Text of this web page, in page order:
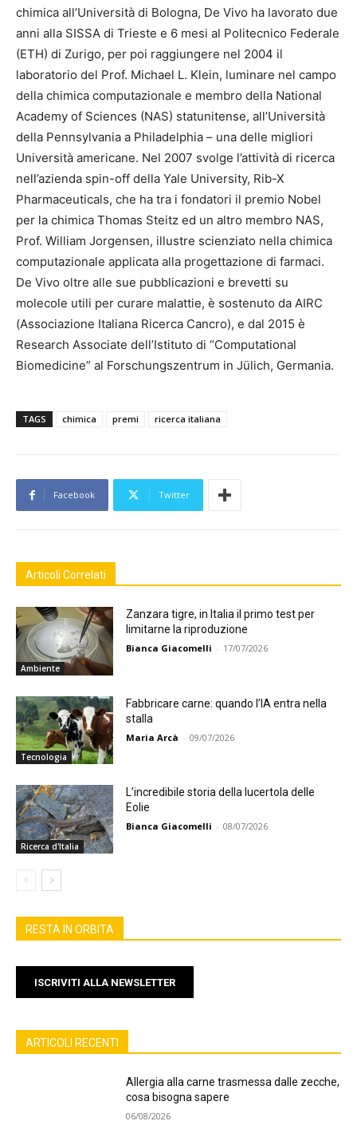
chimica all’Università di Bologna, De Vivo ha lavorato due
anni alla SISSA di Trieste e 6 mesi al Politecnico Federale
(ETH) di Zurigo, per poi raggiungere nel 2004 il
laboratorio del Prof. Michael L. Klein, luminare nel campo
della chimica computazionale e membro della National
Academy of Sciences (NAS) statunitense, all’Università
della Pennsylvania a Philadelphia – una delle migliori
Università americane. Nel 2007 svolge l’attività di ricerca
nell’azienda spin-off della Yale University, Rib-X
Pharmaceuticals, che ha tra i fondatori il premio Nobel
per la chimica Thomas Steitz ed un altro membro NAS,
Prof. William Jorgensen, illustre scienziato nella chimica
computazionale applicata alla progettazione di farmaci.
De Vivo oltre alle sue pubblicazioni e brevetti su
molecole utili per curare malattie, è sostenuto da AIRC
(Associazione Italiana Ricerca Cancro), e dal 2015 è
Research Associate dell’Istituto di “Computational
Biomedicine” al Forschungszentrum in Jülich, Germania.
TAGS chimica premi ricerca italiana
Facebook Twitter
Articoli Correlati
Ambiente
Zanzara tigre, in Italia il primo test per
limitarne la riproduzione
Bianca Giacomelli - 17/07/2026
Tecnologia
Fabbricare carne: quando l’IA entra nella
stalla
Maria Arcà - 09/07/2026
Ricerca d'Italia
L’incredibile storia della lucertola delle
Eolie
Bianca Giacomelli - 08/07/2026
RESTA IN ORBITA
ISCRIVITI ALLA NEWSLETTER
ARTICOLI RECENTI
Allergia alla carne trasmessa dalle zecche,
cosa bisogna sapere
06/08/2026